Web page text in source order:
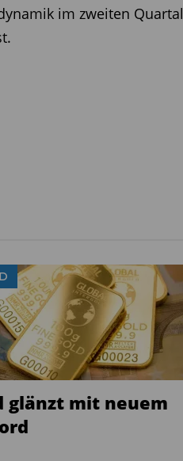
im zweiten Quartal
glänzt mit neuem